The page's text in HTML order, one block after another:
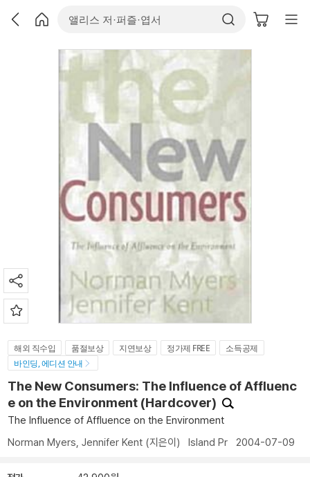
해외 직수입 품절보상 지연보상 정가제 FREE
소득공제
바인딩, 에디션 안내
The New Consumers: The Influence of Affluenc
e on the Environment (Hardcover)
The Influence of Affluence on the Environment
Norman Myers, Jennifer Kent (지은이) Island Pr 2004-07-09